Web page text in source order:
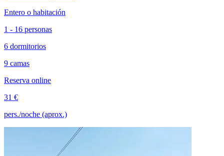
Entero o habitación
1 - 16 personas
6 dormitorios
9 camas
Reserva online
31 €
pers./noche (aprox.)